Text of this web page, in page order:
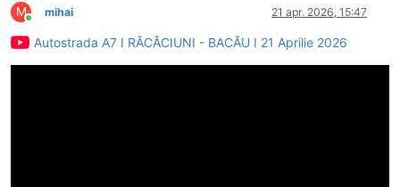
M
Conectat
mihai 21 apr. 2026, 15:47
Autostrada A7 I RĂCĂCIUNI - BACĂU I 21 Aprilie 2026